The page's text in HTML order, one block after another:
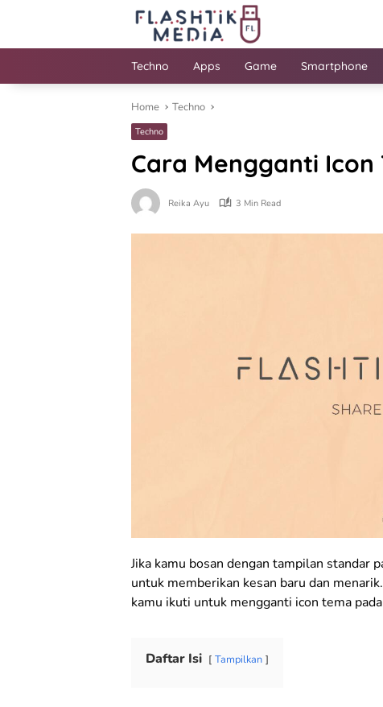
Techno Apps Game Smartphone
Home Techno
Techno
Cara Mengganti Icon
Reika Ayu 3 Min Read
Jika kamu bosan dengan tampilan standar
untuk memberikan kesan baru dan
kamu ikuti untuk mengganti icon tema
Daftar Isi Tampilkan